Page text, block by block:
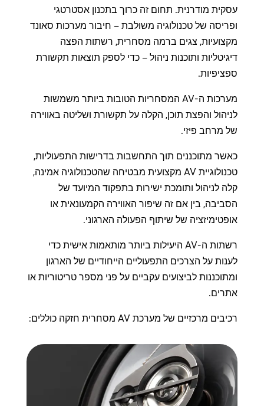
עסקית מודרנית. תחום זה כרוך בתכנון אסטרטגי
ופריסה של טכנולוגיה משולבת – חיבור מערכות סאונד
מקצועיות, צגים ברמה מסחרית, רשתות הפצה
דיגיטליות ותוכנות ניהול – כדי לספק תוצאות תקשורת
ספציפיות.
מערכות ה-AV המסחריות הטובות ביותר משמשות
לניהול והפצת תוכן, הקלה על תקשורת ושליטה באווירה
של מרחב פיזי.
כאשר מתוכננים תוך התחשבות בדרישות התפעוליות,
טכנולוגיית AV מקצועית מבטיחה שהטכנולוגיה אמינה,
קלה לניהול ותומכת ישירות בתפקוד המיועד של
הסביבה, בין אם זה שיפור האווירה הקמעונאית או
אופטימיזציה של שיתוף הפעולה הארגוני.
רשתות ה-AV היעילות ביותר מותאמות אישית כדי
לענות על הצרכים התפעוליים הייחודיים של הארגון
ומתוכננות לביצועים עקביים על פני מספר טריטוריות או
אתרים.
רכיבים מרכזיים של מערכת AV מסחרית חזקה כוללים: